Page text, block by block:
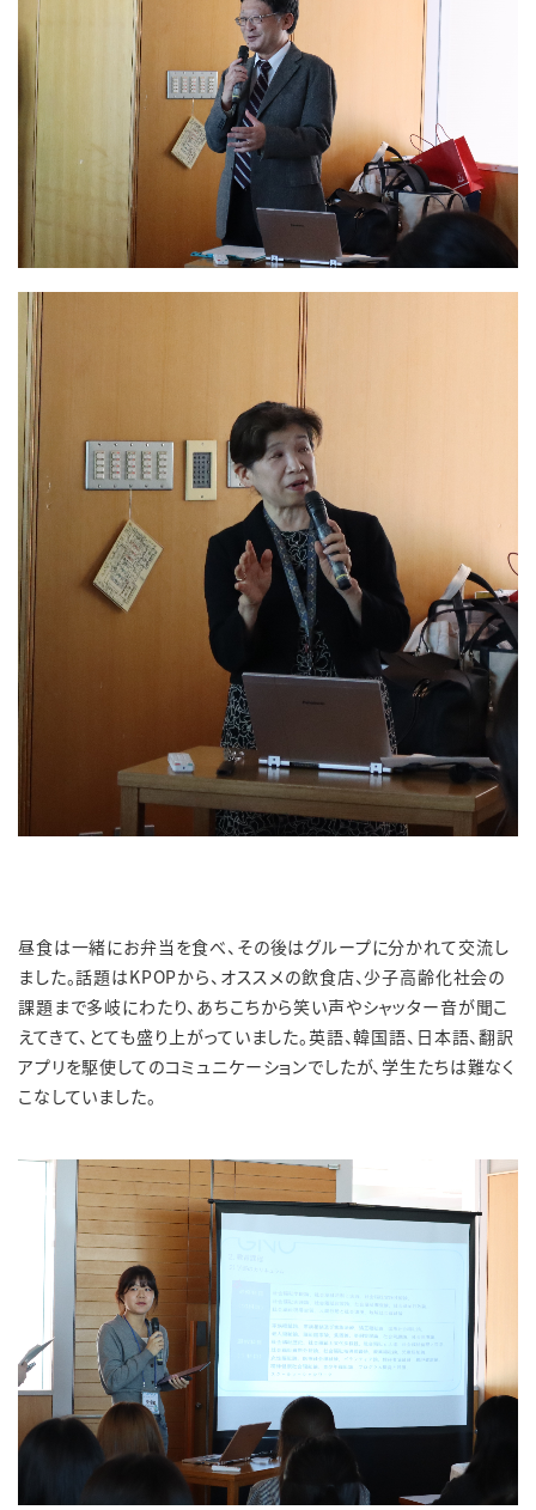
昼食は一緒にお弁当を食べ、その後はグループに分かれて交流し
ました。話題はKPOPから、オススメの飲食店、少子高齢化社会の
課題まで多岐にわたり、あちこちから笑い声やシャッター音が聞こ
えてきて、とても盛り上がっていました。英語、韓国語、日本語、翻訳
アプリを駆使してのコミュニケーションでしたが、学生たちは難なく
こなしていました。